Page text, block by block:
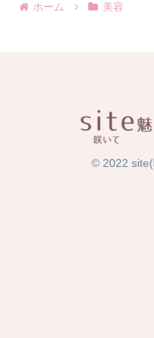
ホーム 美容
© 2022 site(